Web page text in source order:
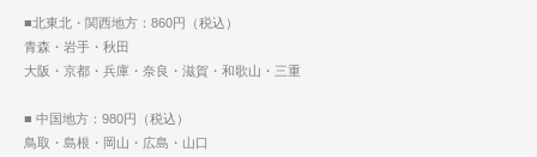
■北東北・関西地方：860円（税込）
青森・岩手・秋田
大阪・京都・兵庫・奈良・滋賀・和歌山・三重
■ 中国地方：980円（税込）
鳥取・島根・岡山・広島・山口